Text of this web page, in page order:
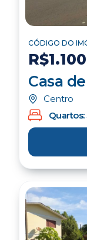
CÓDIGO DO
Casa
Centro
Quartos: